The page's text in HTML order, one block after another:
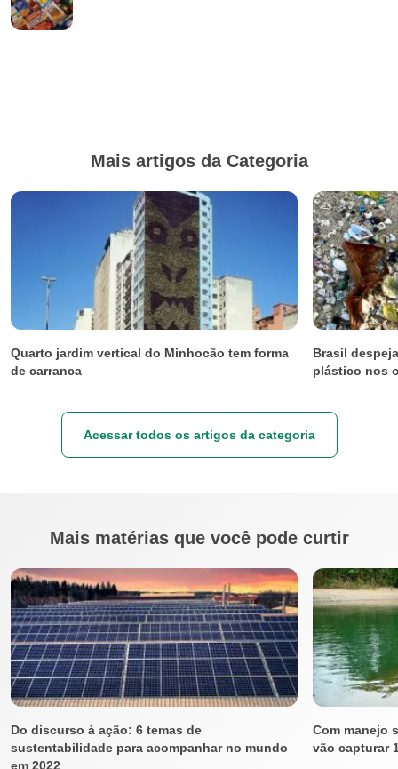
Mais artigos da Categoria
Quarto jardim vertical do Minhocão tem forma
de carranca
Brasil
plástico nos
Acessar todos os artigos da categoria
Mais matérias que você pode curtir
Do discurso à ação: 6 temas de
sustentabilidade para acompanhar no mundo
em 2022
Com manejo
vão capturar